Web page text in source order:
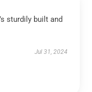
sturdily built and
Jul 31, 2024